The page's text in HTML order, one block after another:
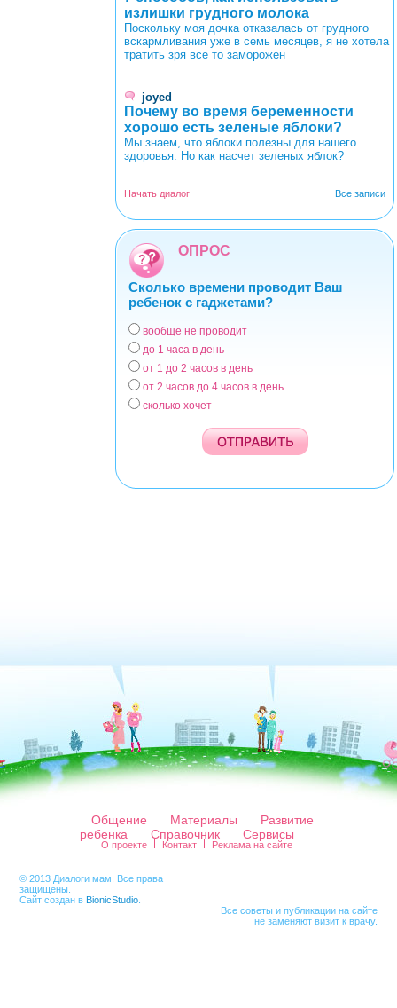
излишки грудного молока
Поскольку моя дочка отказалась от грудного
вскармливания уже в семь месяцев, я не хотела
тратить зря все то заморожен
joyed
Почему во время беременности
хорошо есть зеленые яблоки?
Мы знаем, что яблоки полезны для нашего
здоровья. Но как насчет зеленых яблок?
Все записи
Начать диалог
ОПРОС
Сколько времени проводит Ваш
ребенок с гаджетами?
Варианты
вообще не проводит
до 1 часа в день
от 1 до 2 часов в день
от 2 часов до 4 часов в день
сколько хочет
Общение Материалы
Развитие
ребенка
Справочник Сервисы
О проекте Контакт Реклама на сайте
© 2013 Диалоги мам. Все права
защищены.
Сайт создан в BionicStudio
Все советы и публикации на сайте
не заменяют визит к врачу.